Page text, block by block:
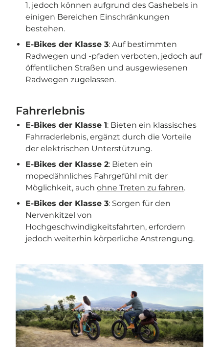
1, jedoch können aufgrund des Gashebels in
einigen Bereichen Einschränkungen
bestehen.
E-Bikes der Klasse 3: Auf bestimmten
Radwegen und -pfaden verboten, jedoch auf
öffentlichen Straßen und ausgewiesenen
Radwegen zugelassen.
Fahrerlebnis
E-Bikes der Klasse 1: Bieten ein klassisches
Fahrraderlebnis, ergänzt durch die Vorteile
der elektrischen Unterstützung.
E-Bikes der Klasse 2: Bieten ein
mopedähnliches Fahrgefühl mit der
Möglichkeit, auch ohne Treten zu fahren.
E-Bikes der Klasse 3: Sorgen für den
Nervenkitzel von
Hochgeschwindigkeitsfahrten, erfordern
jedoch weiterhin körperliche Anstrengung.